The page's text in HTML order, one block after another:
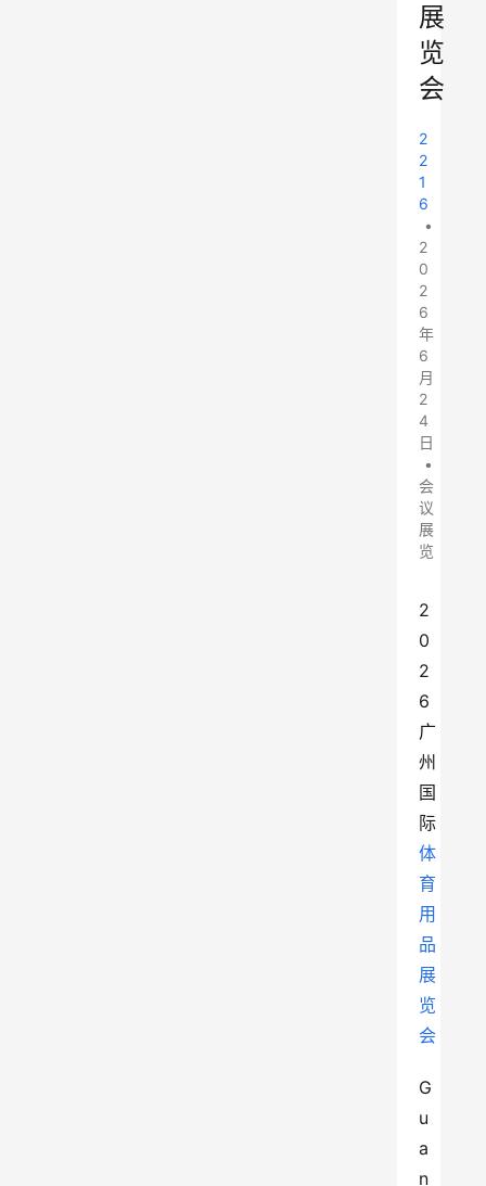
展
览
会
2
2
1
6
•
2
0
2
6
年
6
月
2
4
日
•
会
议
展
览
2
0
2
6
广
州
国
际
体
育
用
品
展
览
会
G
u
a
n